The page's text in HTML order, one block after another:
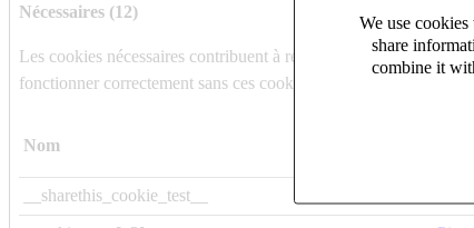
We use
share
combine it
Nécessaires (12)
Les cookies nécessaires contribuent à rendre un site web
fonctionner correctement sans ces cookies.
Nom
__sharethis_cookie_test__